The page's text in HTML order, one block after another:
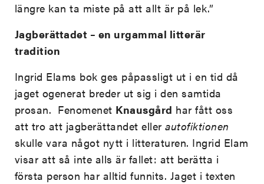
längre kan ta miste på att allt är på lek.”
Jagberättadet – en urgammal litterär
tradition
Ingrid Elams bok ges påpassligt ut i en tid då
jaget ogenerat breder ut sig i den samtida
prosan. Fenomenet Knausgård har fått oss
att tro att jagberättandet ellerautofiktionen
skulle vara något nytt i litteraturen. Ingrid Elam
visar att så inte alls är fallet: att berätta i
första person har alltid funnits. Jaget i texten